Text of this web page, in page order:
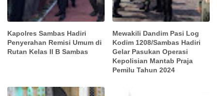
Kapolres Sambas Hadiri
Penyerahan Remisi Umum di
Rutan Kelas II B Sambas
Mewakili Dandim Pasi Log
Kodim 1208/Sambas Hadiri
Gelar Pasukan Operasi
Kepolisian Mantab Praja
Pemilu Tahun 2024